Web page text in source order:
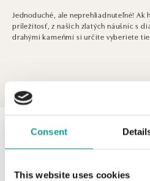
Consent
This website uses cookies
Jednoduché, ale neprehliadnuteľné! Ak
príležitosť, z našich zlatých náušníc s
drahými kameňmi si určite vyberiete tie
0 z 0 produktov